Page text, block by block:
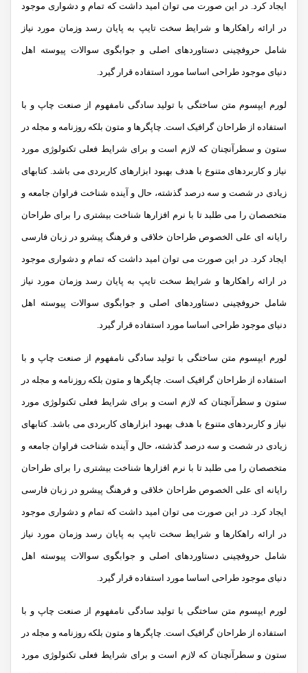
ایجاد کرد. در این صورت می توان امید داشت که تمام و دشواری موجود
در ارائه راهکارها و شرایط سخت تایپ به پایان رسد وزمان مورد نیاز
شامل حروفچینی دستاوردهای اصلی و جوابگوی سوالات پیوسته اهل
دنیای موجود طراحی اساسا مورد استفاده قرار گیرد.
لورم ایپسوم متن ساختگی با تولید سادگی نامفهوم از صنعت چاپ و با
استفاده از طراحان گرافیک است. چاپگرها و متون بلکه روزنامه و مجله در
ستون و سطرآنچنان که لازم است و برای شرایط فعلی تکنولوژی مورد
نیاز و کاربردهای متنوع با هدف بهبود ابزارهای کاربردی می باشد. کتابهای
زیادی در شصت و سه درصد گذشته، حال و آینده شناخت فراوان جامعه و
متخصصان را می طلبد تا با نرم افزارها شناخت بیشتری را برای طراحان
رایانه ای علی الخصوص طراحان خلاقی و فرهنگ پیشرو در زبان فارسی
ایجاد کرد. در این صورت می توان امید داشت که تمام و دشواری موجود
در ارائه راهکارها و شرایط سخت تایپ به پایان رسد وزمان مورد نیاز
شامل حروفچینی دستاوردهای اصلی و جوابگوی سوالات پیوسته اهل
دنیای موجود طراحی اساسا مورد استفاده قرار گیرد.
لورم ایپسوم متن ساختگی با تولید سادگی نامفهوم از صنعت چاپ و با
استفاده از طراحان گرافیک است. چاپگرها و متون بلکه روزنامه و مجله در
ستون و سطرآنچنان که لازم است و برای شرایط فعلی تکنولوژی مورد
نیاز و کاربردهای متنوع با هدف بهبود ابزارهای کاربردی می باشد. کتابهای
زیادی در شصت و سه درصد گذشته، حال و آینده شناخت فراوان جامعه و
متخصصان را می طلبد تا با نرم افزارها شناخت بیشتری را برای طراحان
رایانه ای علی الخصوص طراحان خلاقی و فرهنگ پیشرو در زبان فارسی
ایجاد کرد. در این صورت می توان امید داشت که تمام و دشواری موجود
در ارائه راهکارها و شرایط سخت تایپ به پایان رسد وزمان مورد نیاز
شامل حروفچینی دستاوردهای اصلی و جوابگوی سوالات پیوسته اهل
دنیای موجود طراحی اساسا مورد استفاده قرار گیرد.
لورم ایپسوم متن ساختگی با تولید سادگی نامفهوم از صنعت چاپ و با
استفاده از طراحان گرافیک است. چاپگرها و متون بلکه روزنامه و مجله در
ستون و سطرآنچنان که لازم است و برای شرایط فعلی تکنولوژی مورد